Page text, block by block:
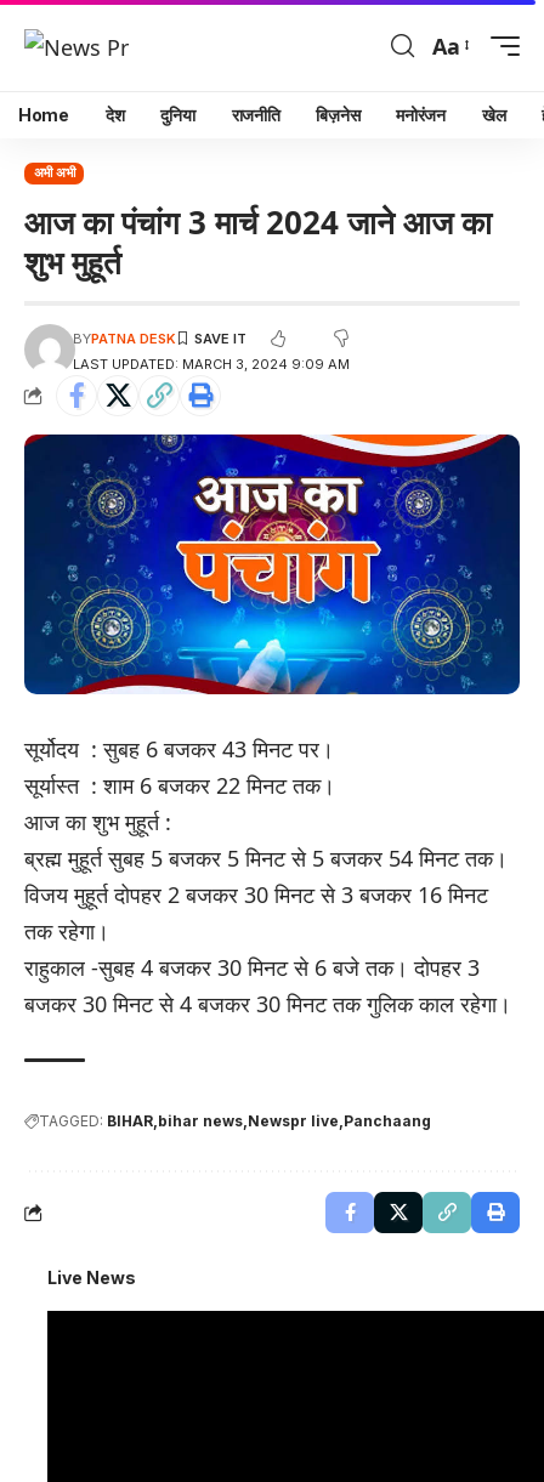
Aa
Home देश दुनिया राजनीति बिज़नेस मनोरंजन खेल
अभी अभी
आज का पंचांग 3 मार्च 2024 जाने आज का
शुभ मुहूर्त
LAST UPDATED: MARCH 3, 2024 9:09 AM
BYPATNA DESK
सूर्योदय : सुबह 6 बजकर 43 मिनट पर।
सूर्यास्त : शाम 6 बजकर 22 मिनट तक।
आज का शुभ मुहूर्त :
ब्रह्म मुहूर्त सुबह 5 बजकर 5 मिनट से 5 बजकर 54 मिनट तक।
विजय मुहूर्त दोपहर 2 बजकर 30 मिनट से 3 बजकर 16 मिनट
तक रहेगा।
राहुकाल -सुबह 4 बजकर 30 मिनट से 6 बजे तक। दोपहर 3
बजकर 30 मिनट से 4 बजकर 30 मिनट तक गुलिक काल रहेगा।
TAGGED: BIHAR bihar news Newspr live Panchaang
Live News